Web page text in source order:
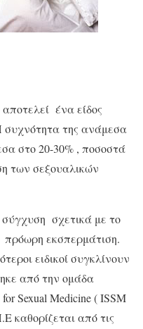
ένα είδος
συχνότητα της ανάμεσα
στο 20-30% , ποσοστά
των σεξουαλικών
σχετικά με το
πρόωρη εκσπερμάτιση.
ειδικοί συγκλίνουν
από την ομάδα
Sexual Medicine ( ISSM
καθορίζεται από τις